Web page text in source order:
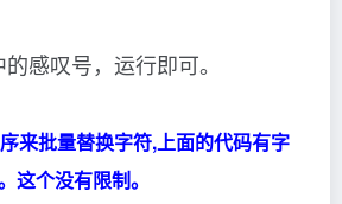
感叹号，运行即可。
来批量替换字符,上面的代码有字
这个没有限制。